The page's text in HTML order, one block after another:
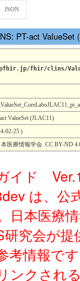
JSON
PT-act ValueSet
fhir/clins/ValueSet/
ValueSet (JLAC11)
02-25 )
本医療情報学会. CC BY-ND
イド
は、公
日本医療
研究会が提
考情報で
ンクされ